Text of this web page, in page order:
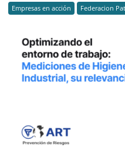
Empresas en acción Federacion